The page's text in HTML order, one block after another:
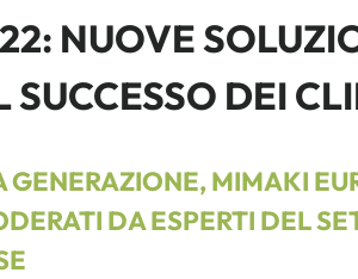
NUOVE
DEI
MIMAKI
DA ESPERTI DEL